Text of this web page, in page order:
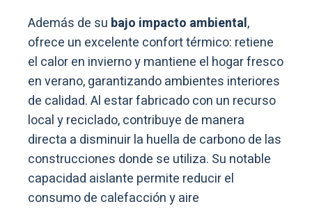
Además de su bajo impacto ambiental,
ofrece un excelente confort térmico: retiene
el calor en invierno y mantiene el hogar fresco
en verano, garantizando ambientes interiores
de calidad. Al estar fabricado con un recurso
local y reciclado, contribuye de manera
directa a disminuir la huella de carbono de las
construcciones donde se utiliza. Su notable
capacidad aislante permite reducir el
consumo de calefacción y aire